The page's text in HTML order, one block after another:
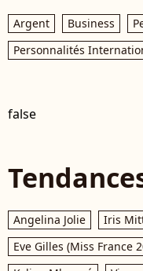
Argent Business
Personnalités
false
Angelina Jolie Iris
Eve Gilles (Miss France